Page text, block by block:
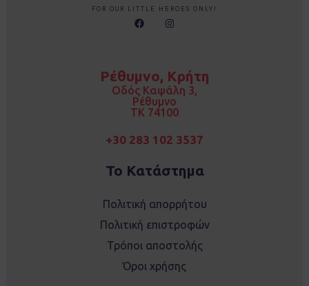
FOR OUR LITTLE HEROES ONLY!
F
a
o
I
n
r
a
m
Ρέθυμνο, Κρήτη
Οδός Καψάλη 3,
Ρέθυμνο
TK 74100
+30 283 102 3537
Το Κατάστημα
Πολιτική απορρήτου
Πολιτική επιστροφών
Τρόποι αποστολής
Όροι χρήσης